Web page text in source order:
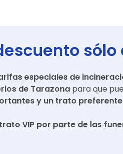
sólo
especiales de
de Tarazona para que
y un trato preferente.
VIP por parte de las